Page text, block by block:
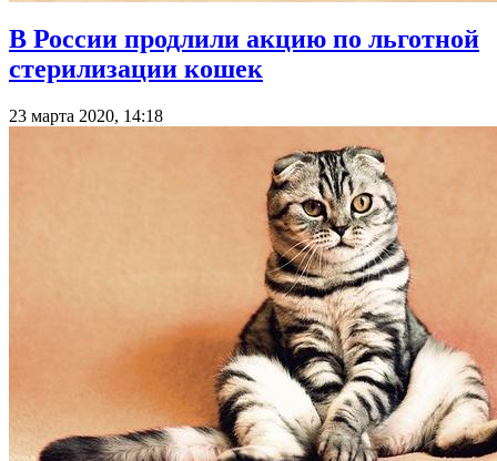
В России продлили акцию по льготной
стерилизации кошек
23 марта 2020, 14:18